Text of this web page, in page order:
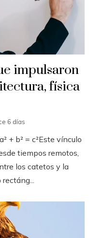
impulsaron
física
6 días
+ b² = c²Este vínculo
tiempos remotos,
los catetos y la